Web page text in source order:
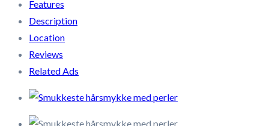
Features
Description
Location
Reviews
Related Ads